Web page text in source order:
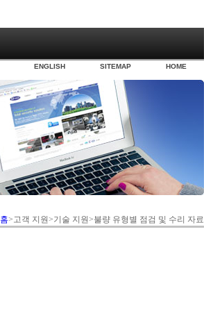
HOME
SITEMAP
ENGLISH
홈>고객 지원>기술 지원>불량 유형별 점검 및 수리 자료